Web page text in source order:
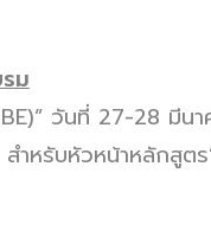
ม
วันที่ 27-28 มีน
ำหรับหัวหน้าหลักสู